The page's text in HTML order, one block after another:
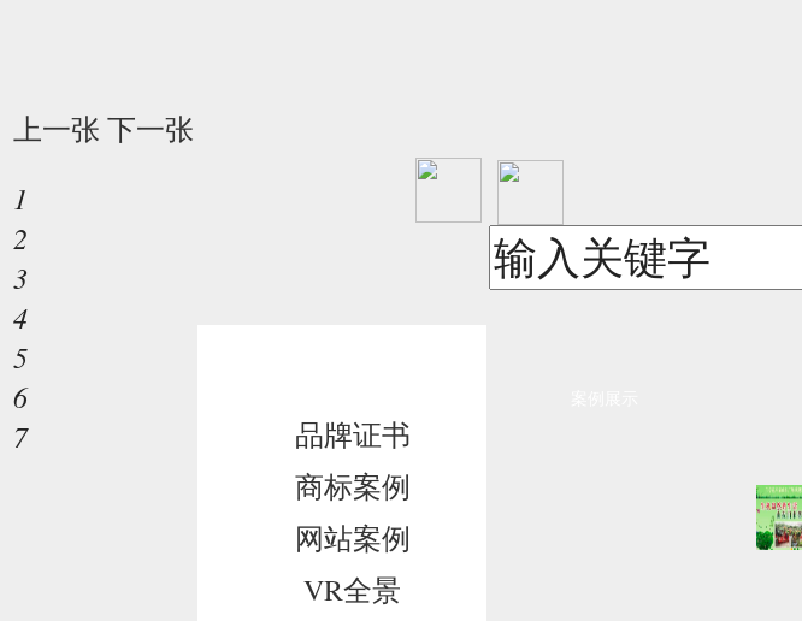
上一张 下一张
1
2
3
4
5
6
7
品牌证书
商标案例
网站案例
VR全景